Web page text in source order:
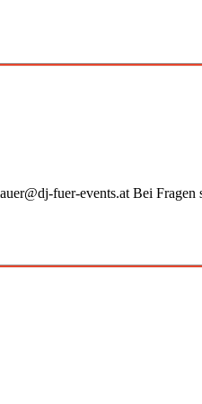
fuer-events.at Bei